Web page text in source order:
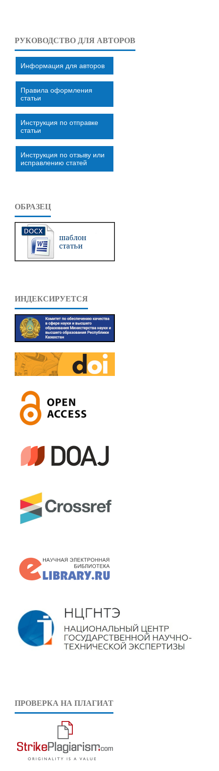
РУКОВОДСТВО ДЛЯ АВТОРОВ
Информация для авторов
Правила оформления
статьи
Инструкция по отправке
статьи
Инструкция по отзыву или
исправлению статей
ОБРАЗЕЦ
ИНДЕКСИРУЕТСЯ
ПРОВЕРКА НА ПЛАГИАТ